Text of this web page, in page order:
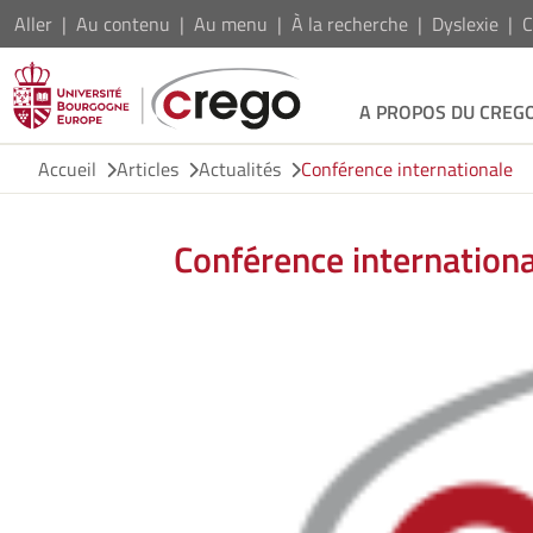
Aller Au contenu Au menu À la recherche Dyslexie
A PROPOS DU
Accueil
Articles Actualités Conférence internationale
Conférence